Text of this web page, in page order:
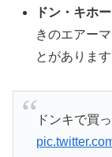
ドン・キホ
きのエアー
とがあります
ドンキで買